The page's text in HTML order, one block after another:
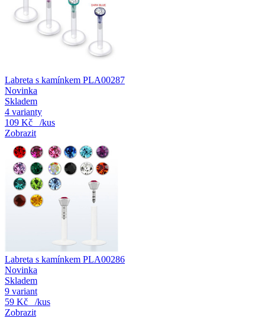
Labreta s kamínkem PLA00287
Novinka
Skladem
4 varianty
109 Kč
/kus
Zobrazit
Labreta s kamínkem PLA00286
Novinka
Skladem
9 variant
59 Kč
/kus
Zobrazit